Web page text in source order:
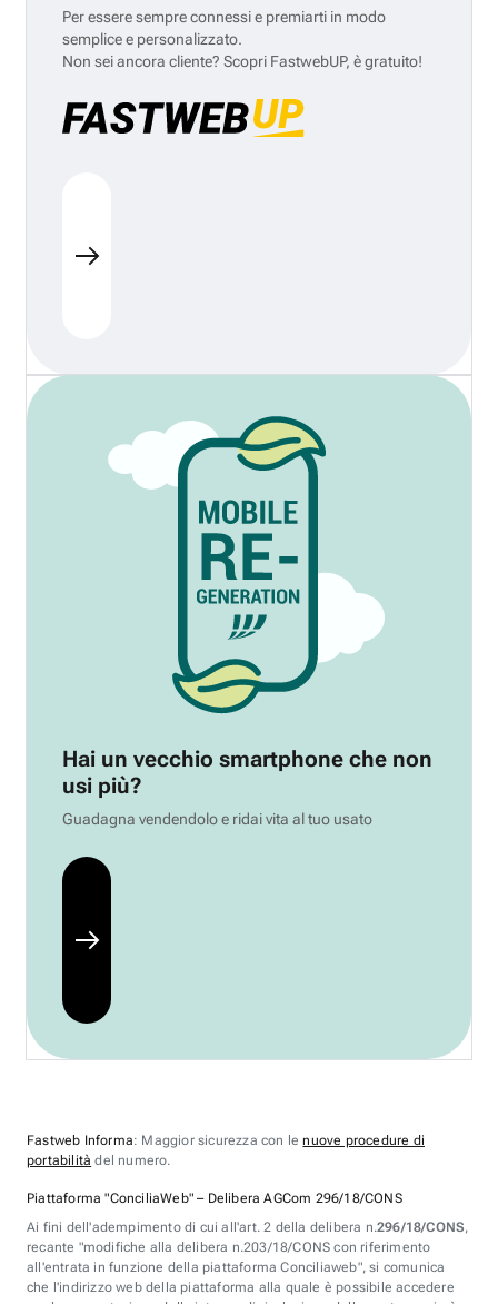
Per essere sempre connessi e premiarti in modo
semplice e personalizzato.
Non sei ancora cliente? Scopri FastwebUP, è gratuito!
Hai un vecchio smartphone che non
usi più?
Guadagna vendendolo e ridai vita al tuo usato
Fastweb Informa: Maggior sicurezza con lenuove procedure di
portabilità del numero.
Piattaforma "ConciliaWeb" – Delibera AGCom 296/18/CONS
Ai fini dell'adempimento di cui all'art. 2 della delibera n.296/18/CONS,
recante "modifiche alla delibera n.203/18/CONS con riferimento
all'entrata in funzione della piattaforma Conciliaweb", si comunica
che l'indirizzo web della piattaforma alla quale è possibile accedere